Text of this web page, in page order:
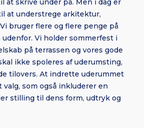
at skrive under på. Men i dag er
at understrege arkitektur,
bruger flere og flere penge på
udenfor. Vi holder sommerfest i
på terrassen og vores gode
ikke spoleres af uderumsting,
tilovers. At indrette uderummet
som også inkluderer en
stilling til dens form, udtryk og